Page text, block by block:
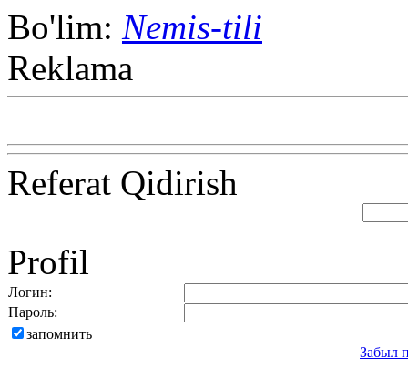
Bo'lim: Nemis-tili
Reklama
Referat Qidirish
Profil
Логин:
Пароль:
запомнить
Забыл